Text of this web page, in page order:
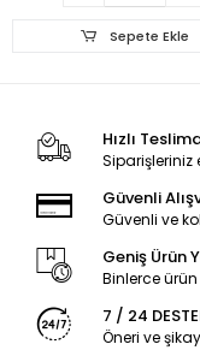
Sepete Ekle
Hızlı
Siparişleriniz
Güvenli
Güvenli ve
Geniş Ürün
Binlerce
7 / 24
Öneri ve